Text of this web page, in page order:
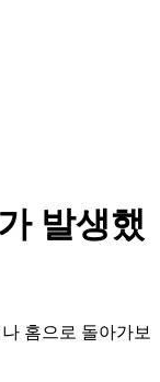
발생했
홈으로 돌아가보